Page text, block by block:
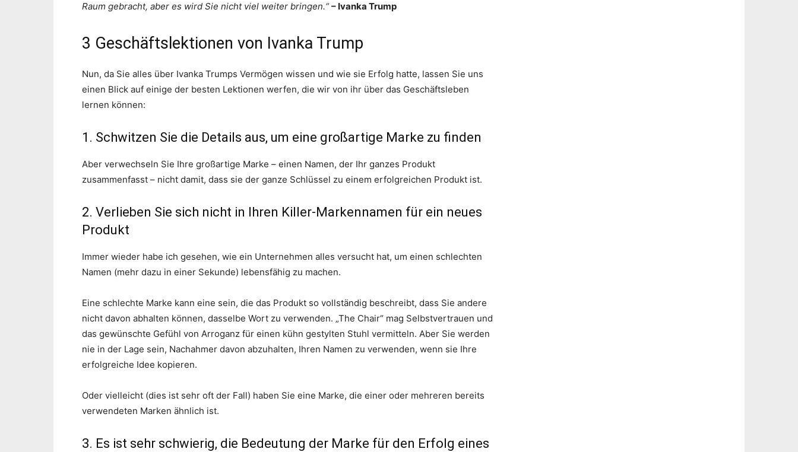
Raum gebracht, aber es wird Sie nicht viel weiter bringen.“ – Ivanka Trump
3 Geschäftslektionen von Ivanka Trump
Nun, da Sie alles über Ivanka Trumps Vermögen wissen und wie sie Erfolg hatte, lassen Sie uns
einen Blick auf einige der besten Lektionen werfen, die wir von ihr über das Geschäftsleben
lernen können:
1. Schwitzen Sie die Details aus, um eine großartige Marke zu finden
Aber verwechseln Sie Ihre großartige Marke – einen Namen, der Ihr ganzes Produkt
zusammenfasst – nicht damit, dass sie der ganze Schlüssel zu einem erfolgreichen Produkt ist.
2. Verlieben Sie sich nicht in Ihren Killer-Markennamen für ein neues
Produkt
Immer wieder habe ich gesehen, wie ein Unternehmen alles versucht hat, um einen schlechten
Namen (mehr dazu in einer Sekunde) lebensfähig zu machen.
Eine schlechte Marke kann eine sein, die das Produkt so vollständig beschreibt, dass Sie andere
nicht davon abhalten können, dasselbe Wort zu verwenden. „The Chair“ mag Selbstvertrauen und
das gewünschte Gefühl von Arroganz für einen kühn gestylten Stuhl vermitteln. Aber Sie werden
nie in der Lage sein, Nachahmer davon abzuhalten, Ihren Namen zu verwenden, wenn sie Ihre
erfolgreiche Idee kopieren.
Oder vielleicht (dies ist sehr oft der Fall) haben Sie eine Marke, die einer oder mehreren bereits
verwendeten Marken ähnlich ist.
3. Es ist sehr schwierig, die Bedeutung der Marke für den Erfolg eines